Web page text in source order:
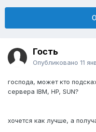
Гость
Опубликовано 11
господа, может кто
сервера IBM, HP, SUN?
хочется как лучше, а